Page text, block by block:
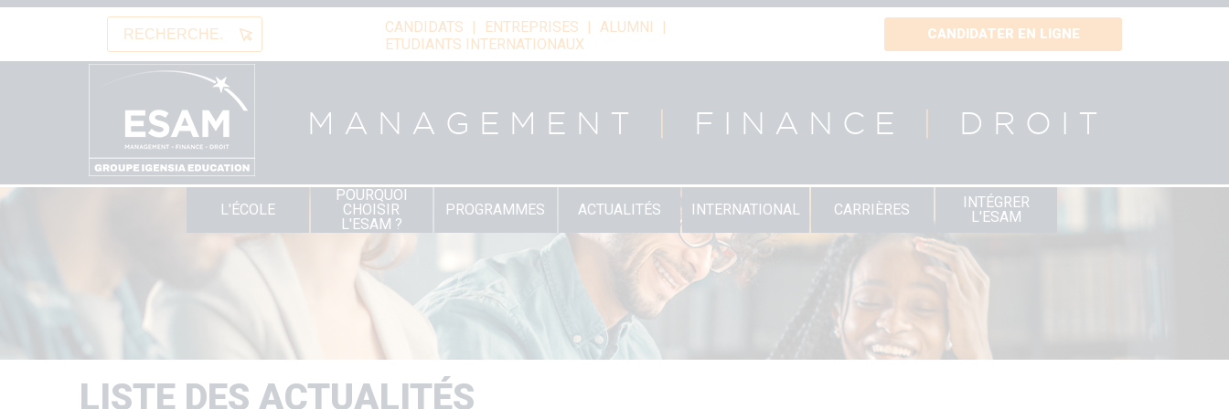
Aller
contenu
Rechercher CANDIDATS ENTREPRISES
ALUMNI
ETUDIANTS INTERNATIONAUX
CANDIDATER EN LIGNE
MANAGEMENT FINANCE DROIT
principale
L'ÉCOLE
POURQUOI
CHOISIR
L'ESAM ?
PROGRAMMES ACTUALITÉS INTERNATIONAL CARRIÈRES
INTÉGRER
L'ESAM
LISTE DES ACTUALITÉS